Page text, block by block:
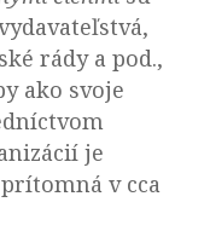
rády a pod.,
ako svoje
je
v cca